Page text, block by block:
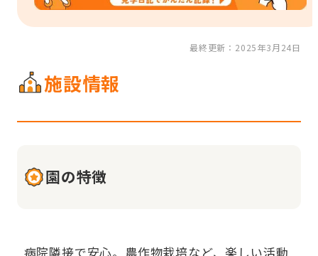
最終更新：2025年3月24日
施設情報
園の特徴